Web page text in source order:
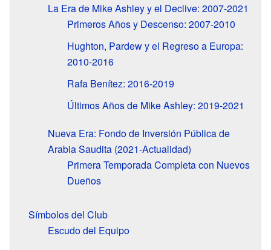
La Era de Mike Ashley y el Declive: 2007-2021
Primeros Años y Descenso: 2007-2010
Hughton, Pardew y el Regreso a Europa:
2010-2016
Rafa Benítez: 2016-2019
Últimos Años de Mike Ashley: 2019-2021
Nueva Era: Fondo de Inversión Pública de
Arabia Saudita (2021-Actualidad)
Primera Temporada Completa con Nuevos
Dueños
Símbolos del Club
Escudo del Equipo